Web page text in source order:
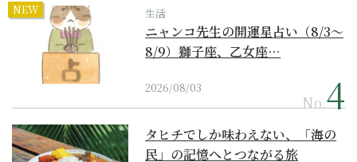
NEW 生活
ニャンコ先生の開運星占い（8/3～
8/9）獅子座、乙女座…
2026/08/03
No.
タヒチでしか味わえない、「海の
民」の記憶へとつながる旅